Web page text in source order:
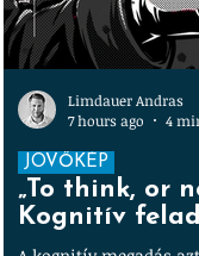
„To think, or
Kognitív
árnyékában
JÖVŐKÉP
Limdauer Andras
7 hours ago
4